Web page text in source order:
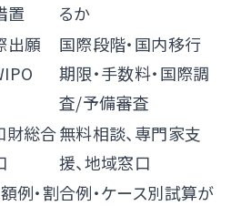
置
るか
出願
国際段階・国内移行
期限・手数料・国際調
査/予備審査
財総合無料相談、専門家支
援、地域窓口
例・割合例・ケース別試算が